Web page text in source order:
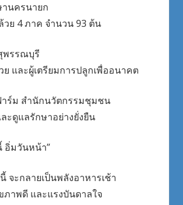
นครนายก
ย 4 ภาค จำนวน 93 ต้น
พรรณบุรี
และผู้เตรียมการปลูกเพื่ออนาคต
ร์ม สำนักนวัตกรรมชุมชน
ะดูแลรักษาอย่างยั่งยืน
อิ่มวันหน้า”
จะกลายเป็นพลังอาหารเช้า
ภาพดี และแรงบันดาลใจ